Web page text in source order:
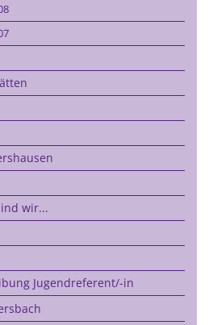
wir...
Jugendreferent/-in